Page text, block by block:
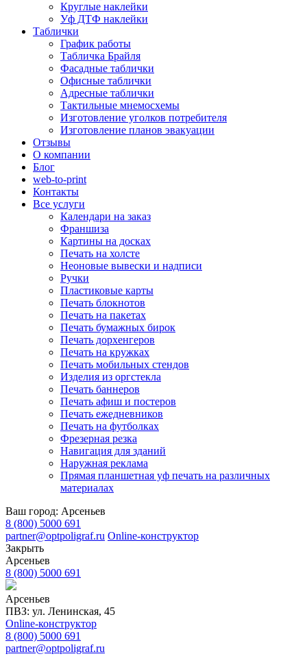
Круглые наклейки
Уф ДТФ наклейки
Таблички
График работы
Табличка Брайля
Фасадные таблички
Офисные таблички
Адресные таблички
Тактильные мнемосхемы
Изготовление уголков потребителя
Изготовление планов эвакуации
Отзывы
О компании
Блог
web-to-print
Контакты
Все услуги
Календари на заказ
Франшиза
Картины на досках
Печать на холсте
Неоновые вывески и надписи
Ручки
Пластиковые карты
Печать блокнотов
Печать на пакетах
Печать бумажных бирок
Печать дорхенгеров
Печать на кружках
Печать мобильных стендов
Изделия из оргстекла
Печать баннеров
Печать афиш и постеров
Печать ежедневников
Печать на футболках
Фрезерная резка
Навигация для зданий
Наружная реклама
Прямая планшетная уф печать на различных
материалах
Ваш город: Арсеньев
8 (800) 5000 691
partner@optpoligraf.ru Online-конструктор
Закрыть
Арсеньев
8 (800) 5000 691
Арсеньев
ПВЗ: ул. Ленинская, 45
Online-конструктор
8 (800) 5000 691
partner@optpoligraf.ru